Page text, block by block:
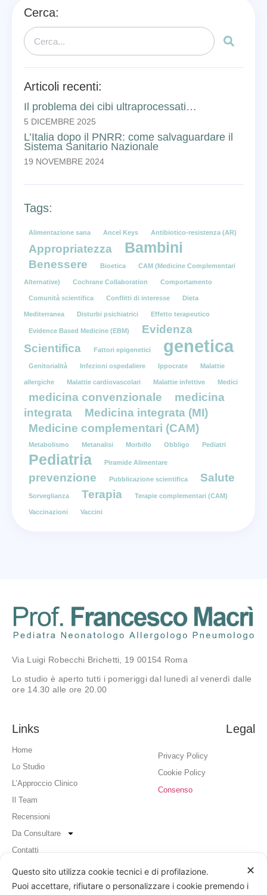
Cerca:
Articoli recenti:
Il problema dei cibi ultraprocessati…
5 DICEMBRE 2025
L’Italia dopo il PNRR: come salvaguardare il
Sistema Sanitario Nazionale
19 NOVEMBRE 2024
Tags:
Alimentazione sana Ancel Keys Antibiotico-resistenza (AR)
Appropriatezza Bambini
Benessere Bioetica CAM (Medicine Complementari
Alternative) Cochrane Collaboration Comportamento
Comunità scientifica Conflitti di interesse Dieta
Mediterranea Disturbi psichiatrici Effetto terapeutico
Evidence Based Medicine (EBM)
Evidenza
Scientifica
Fattori epigenetici genetica
Genitorialità Infezioni ospedaliere Ippocrate Malattie
allergiche Malattie cardiovascolari Malattie infettive Medici
medicina convenzionale
medicina
integrata
Medicina integrata (MI)
Medicine complementari (CAM)
Metabolismo Metanalisi Morbillo Obbligo Pediatri
Pediatria Piramide Alimentare
prevenzione Pubblicazione scientifica Salute
Sorveglianza Terapia Terapie complementari (CAM)
Vaccinazioni Vaccini
Via Luigi Robecchi Brichetti, 19 00154 Roma
Lo studio è aperto tutti i pomeriggi dal lunedì al venerdì dalle
ore 14.30 alle ore 20.00
Links
Home
Lo Studio
L’Approccio Clinico
Il Team
Recensioni
Da Consultare
Contatti
Legal
Privacy Policy
Cookie Policy
Consenso
Contatti
✕
Questo sito utilizza cookie tecnici e di profilazione.
Puoi accettare, rifiutare o personalizzare i cookie premendo i